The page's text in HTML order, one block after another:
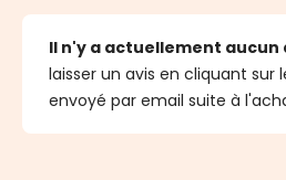
Il n'y a actuellement aucun
laisser un avis en cliquant sur
envoyé par email suite à